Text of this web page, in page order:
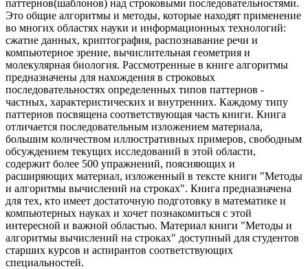
паттернов(шаблонов) над строковыми последовательностями.
Это общие алгоритмы и методы, которые находят применение
во многих областях науки и информационных технологий:
сжатие данных, криптография, распознавание речи и
компьютерное зрение, вычислительная геометрия и
молекулярная биология. Рассмотренные в книге алгоритмы
предназначены для нахождения в строковых
последовательностях определенных типов паттернов -
частных, характеристических и внутренних. Каждому типу
паттернов посвящена соответствующая часть книги. Книга
отличается последовательным изложением материала,
большим количеством иллюстративных примеров, свободным
обсуждением текущих исследований в этой области,
содержит более 500 упражнений, поясняющих и
расширяющих материал, изложенный в тексте книги "Методы
и алгоритмы вычислений на строках". Книга предназначена
для тех, кто имеет достаточную подготовку в математике и
компьютерных науках и хочет познакомиться с этой
интересной и важной областью. Материал книги "Методы и
алгоритмы вычислений на строках" доступный для студентов
старших курсов и аспирантов соответствующих
специальностей.